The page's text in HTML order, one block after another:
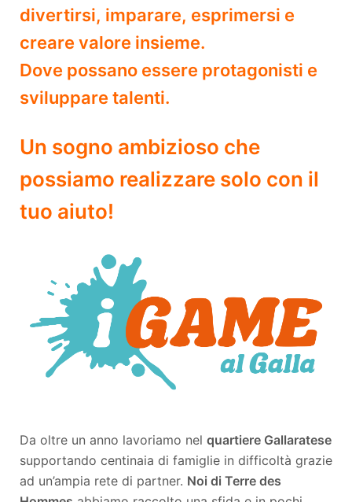
divertirsi, imparare, esprimersi e
creare valore insieme.
Dove possano essere protagonisti e
sviluppare talenti.
Un sogno ambizioso che
possiamo realizzare solo con il
tuo aiuto!
Da oltre un anno lavoriamo nel quartiere Gallaratese
supportando centinaia di famiglie in difficoltà grazie
ad un’ampia rete di partner. Noi di Terre des